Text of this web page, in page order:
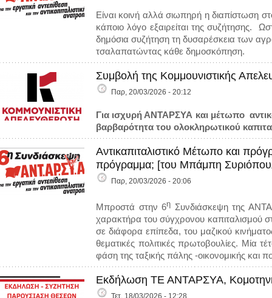
Είναι κοινή αλλά σιωπηρή η διαπίστωση
κάποιο λόγο εξαιρείται της συζήτησης.
δημόσια συζήτηση τη δυσαρέσκεια των
τσαλαπατώντας κάθε δημοσκόπηση.
Συμβολή της Κομμουνιστικής
Παρ, 20/03/2026 - 20:12
Για ισχυρή ΑΝΤΑΡΣΥΑ και μέτωπο
βαρβαρότητα του ολοκληρωτικού
Αντικαπιταλιστικό Μέτωπο και
πρόγραμμα; [του Μπάμπη
Παρ, 20/03/2026 - 20:06
Μπροστά στην 6η Συνδιάσκεψη της
χαρακτήρα του σύγχρονου καπιταλισμού
σε διάφορα επίπεδα, του μαζικού
θεματικές πολιτικές πρωτοβουλίες. Μία
φάση της ταξικής πάλης -οικονομικής και
Εκδήλωση ΤΕ ΑΝΤΑΡΣΥΑ,
Τετ, 18/03/2026 - 12:28